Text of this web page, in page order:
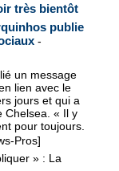
très bientôt
publie
-
un message
lien avec le
jours et qui a
Chelsea. « Il y
pour toujours.
Pros]
» : La